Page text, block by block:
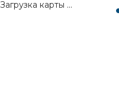
Загрузка карты ...